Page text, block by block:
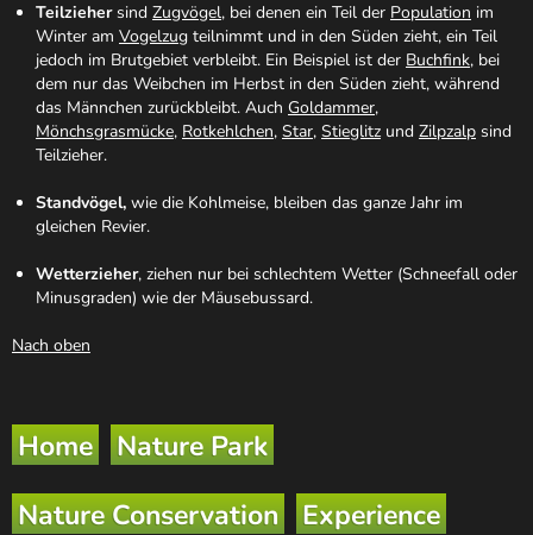
Teilziehersind Zugvögel, bei denen ein Teil der Population im
Winter am Vogelzug teilnimmt und in den Süden zieht, ein Teil
jedoch im Brutgebiet verbleibt. Ein Beispiel ist der Buchfink, bei
dem nur das Weibchen im Herbst in den Süden zieht, während
das Männchen zurückbleibt. Auch Goldammer,
Mönchsgrasmücke, Rotkehlchen, Star, Stieglitz und Zilpzalp sind
Teilzieher.
Standvögel, wie die Kohlmeise, bleiben das ganze Jahr im
gleichen Revier.
Wetterzieher, ziehen nur bei schlechtem Wetter (Schneefall oder
Minusgraden) wie der Mäusebussard.
Nach oben
Home
Nature Park
Nature Conservation
Experience